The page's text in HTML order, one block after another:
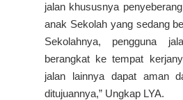
jalan khususnya
anak Sekolah yang sedang
Sekolahnya, pengguna
berangkat ke tempat
jalan lainnya dapat aman
ditujuannya,” Ungkap LYA.